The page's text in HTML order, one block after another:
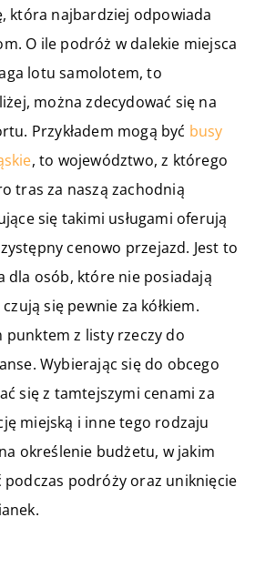
która najbardziej odpowiada
O ile podróż w dalekie miejsca
lotu samolotem, to
można zdecydować się na
Przykładem mogą być busy
, to województwo, z którego
tras za naszą zachodnią
się takimi usługami oferują
cenowo przejazd. Jest to
dla osób, które nie posiadają
się pewnie za kółkiem.
punktem z listy rzeczy do
Wybierając się do obcego
się z tamtejszymi cenami za
miejską i inne tego rodzaju
określenie budżetu, w jakim
podczas podróży oraz uniknięcie